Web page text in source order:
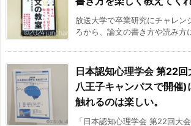
放送大学で卒業研究にチャレン
ろから、論文の書き方や読み方
日本認知心理学会 第22
八王子キャンパスで開催)
触れるのは楽しい。
「日本認知心理学会 第22回大